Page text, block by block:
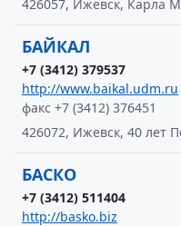
426057, Ижевск, Карла
БАЙКАЛ
+7 (3412) 379537
http://www.baikal.udm.ru
факс +7 (3412) 376451
426072, Ижевск, 40 лет
БАСКО
+7 (3412) 511404
http://basko.biz